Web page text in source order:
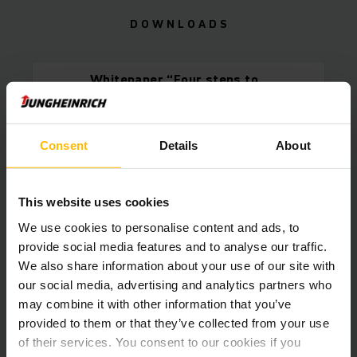
Consent Details About
This website uses cookies
We use cookies to personalise content and ads, to
provide social media features and to analyse our traffic.
We also share information about your use of our site with
our social media, advertising and analytics partners who
may combine it with other information that you’ve
provided to them or that they’ve collected from your use
of their services. You consent to our cookies if you
D O W N L O A D S
Whitepaper “Four steps to
efficient warehouse
processes”
benefit from assistance
systems”
PDF(855,3 KB)
Which levels of warehouse
automation exist?
PDF(1,4 MB)